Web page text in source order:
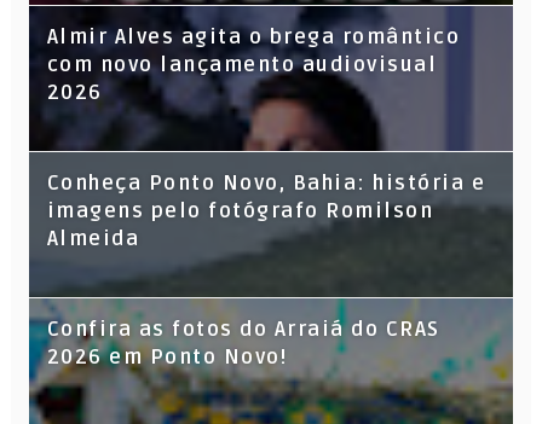
Almir Alves agita o brega romântico
com novo lançamento audiovisual
2026
Conheça Ponto Novo, Bahia: história e
imagens pelo fotógrafo Romilson
Almeida
Confira as fotos do Arraiá do CRAS
2026 em Ponto Novo!